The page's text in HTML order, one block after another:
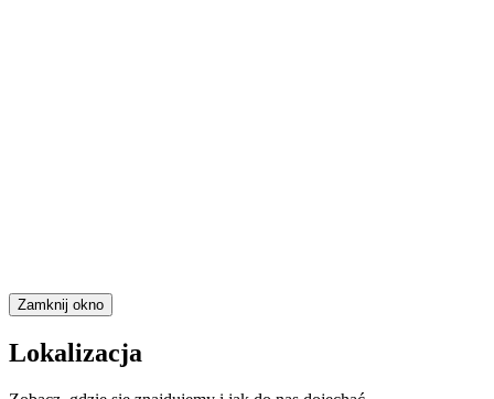
Zamknij okno
Lokalizacja